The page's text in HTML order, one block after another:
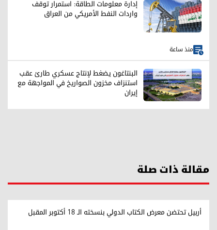
إدارة معلومات الطاقة: استمرار توقف
واردات النفط الأمريكي من العراق
منذ ساعة
البنتاغون يضغط لإنتاج عسكري طارئ عقب
استنزاف مخزون الصواريخ في المواجهة مع
إيران
مقالة ذات صلة
أربيل تحتضن معرض الكتاب الدولي بنسخته الـ 18 أكتوبر المقبل